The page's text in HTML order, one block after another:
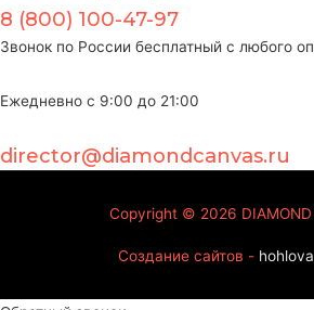
8 (800) 100-47-97
Звонок по России бесплатный с любого
Ежедневно с 9:00 до 21:00
director@diamondcanvas.ru
Copyright © 2026
Создание сайтов -